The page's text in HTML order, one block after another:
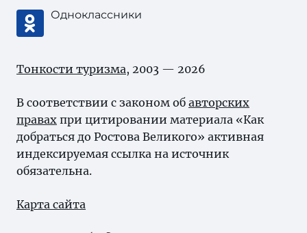
Одноклассники
Тонкости туризма, 2003 — 2026
В соответствии с законом об авторских
правах при цитировании материала «Как
добраться до Ростова Великого» активная
индексируемая ссылка на источник
обязательна.
Карта сайта